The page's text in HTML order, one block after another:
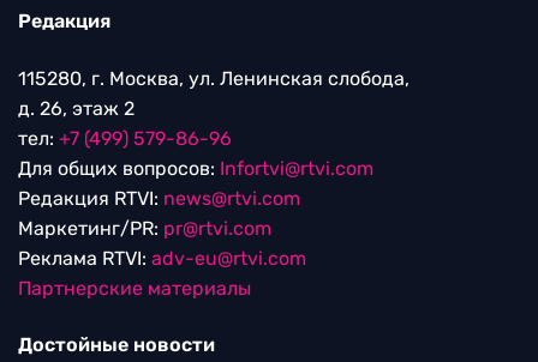
Редакция
115280, г. Москва, ул. Ленинская слобода,
д. 26, этаж 2
тел: +7 (499) 579-86-96
Для общих вопросов: Infortvi@rtvi.com
Редакция RTVI: news@rtvi.com
Маркетинг/PR: pr@rtvi.com
Реклама RTVI: adv-eu@rtvi.com
Партнерские материалы
Достойные новости